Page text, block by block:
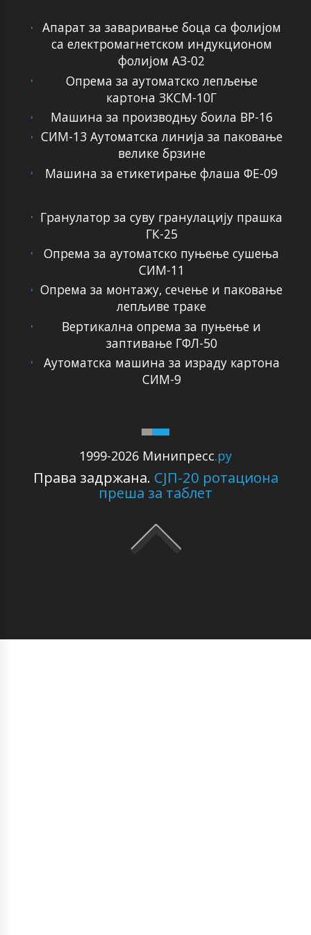
Апарат за заваривање боца са фолијом
са електромагнетском индукционом
фолијом АЗ-02
Опрема за аутоматско лепљење
картона ЗКСМ-10Г
Машина за производњу боила ВР-16
СИМ-13 Аутоматска линија за паковање
велике брзине
Машина за етикетирање флаша ФЕ-09
1999-2026 Минипресс.ру
Права задржана. СЈП-20 ротациона
преша за таблет
Гранулатор за суву гранулацију прашка
ГК-25
Опрема за аутоматско пуњење сушења
СИМ-11
Опрема за монтажу, сечење и паковање
лепљиве траке
Вертикална опрема за пуњење и
заптивање ГФЛ-50
Аутоматска машина за израду картона
СИМ-9